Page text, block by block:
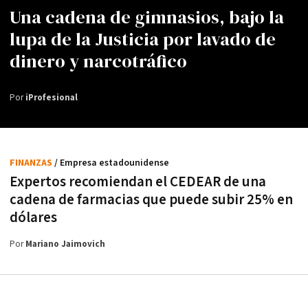
Una cadena de gimnasios, bajo la
lupa de la Justicia por lavado de
dinero y narcotráfico
PoriProfesional
Expertos recomiendan el CEDEAR de una
cadena de farmacias que puede subir 25% en
dólares
FINANZAS / Empresa estadounidense
PorMariano Jaimovich